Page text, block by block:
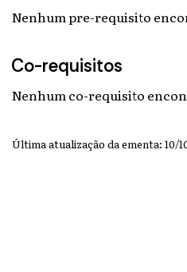
Nenhum pre-requisito
Co-requisitos
Nenhum co-requisito
Última atualização da ementa: 10/